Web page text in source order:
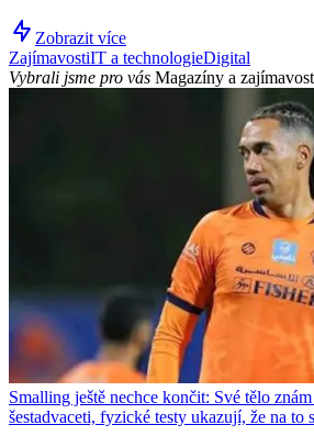
Zobrazit více
ZajímavostiIT a technologieDigital
Vybrali jsme pro vás Magazíny a
Smalling ještě nechce končit: Své tělo
šestadvaceti, fyzické testy ukazují, že na to